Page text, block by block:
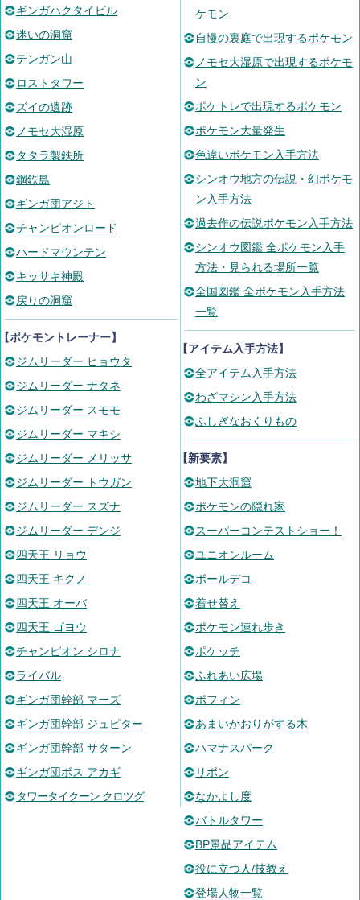
ギンガハクタイビル
迷いの洞窟
テンガン山
ロストタワー
ズイの遺跡
ノモセ大湿原
タタラ製鉄所
鋼鉄島
ギンガ団アジト
チャンピオンロード
ハードマウンテン
キッサキ神殿
戻りの洞窟
ポケモントレーナー】
ジムリーダー ヒョウタ
ジムリーダー ナタネ
ジムリーダー スモモ
ジムリーダー マキシ
ジムリーダー メリッサ
ジムリーダー トウガン
ジムリーダー スズナ
ジムリーダー デンジ
四天王 リョウ
四天王 キクノ
四天王 オーバ
四天王 ゴヨウ
チャンピオン シロナ
ライバル
ギンガ団幹部 マーズ
ギンガ団幹部 ジュピター
ギンガ団幹部 サターン
ギンガ団ボス アカギ
タワータイクーン クロツグ
ケモン
自慢の裏庭で出現するポケモン
ノモセ大湿原で出現するポケモ
ン
ポケトレで出現するポケモン
ポケモン大量発生
色違いポケモン入手方法
シンオウ地方の伝説・幻ポケモ
ン入手方法
過去作の伝説ポケモン入手方法
シンオウ図鑑 全ポケモン入手
方法・見られる場所一覧
全国図鑑 全ポケモン入手方法
一覧
【アイテム入手方法】
全アイテム入手方法
わざマシン入手方法
ふしぎなおくりもの
【新要素】
地下大洞窟
ポケモンの隠れ家
スーパーコンテストショー！
ユニオンルーム
ボールデコ
着せ替え
ポケモン連れ歩き
ポケッチ
ふれあい広場
ポフィン
あまいかおりがする木
ハマナスパーク
リボン
なかよし度
バトルタワー
BP景品アイテム
役に立つ人/技教え
登場人物一覧